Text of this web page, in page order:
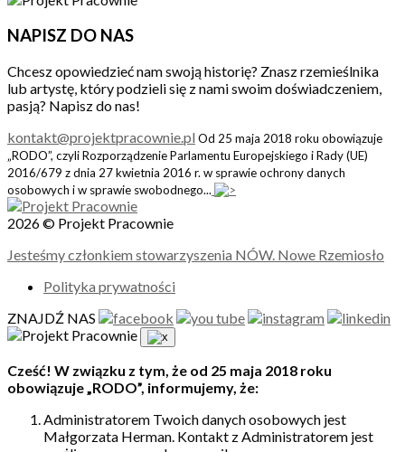
NAPISZ DO NAS
Chcesz opowiedzieć nam swoją historię? Znasz rzemieślnika
lub artystę, który podzieli się z nami swoim doświadczeniem,
pasją? Napisz do nas!
kontakt@projektpracownie.pl Od 25 maja 2018 roku obowiązuje
„RODO”, czyli Rozporządzenie Parlamentu Europejskiego i Rady (UE)
2016/679 z dnia 27 kwietnia 2016 r. w sprawie ochrony danych
osobowych i w sprawie swobodnego...
2026 © Projekt Pracownie
Jesteśmy członkiem stowarzyszenia NÓW. Nowe Rzemiosło
Polityka prywatności
ZNAJDŹ NAS
Cześć! W związku z tym, że od 25 maja 2018 roku
obowiązuje „RODO”, informujemy, że:
Administratorem Twoich danych osobowych jest
Małgorzata Herman. Kontakt z Administratorem jest